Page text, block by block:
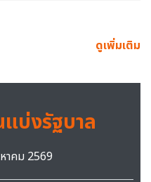
ดูเพิ่มเติม
บ่งรัฐบาล
าคม 2569